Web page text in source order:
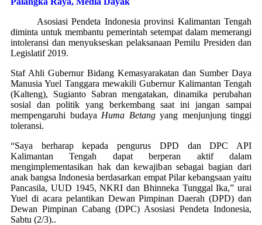
Asosiasi Pendeta Indonesia provinsi Kalimantan Tengah
diminta untuk membantu pemerintah setempat dalam memerangi
intoleransi dan menyukseskan pelaksanaan Pemilu Presiden dan
Legislatif 2019.
Staf Ahli Gubernur Bidang Kemasyarakatan dan Sumber Daya
Manusia Yuel Tanggara mewakili Gubernur Kalimantan Tengah
(Kalteng), Sugianto Sabran mengatakan, dinamika perubahan
sosial dan politik yang berkembang saat ini jangan sampai
mempengaruhi budaya Huma Betangyang menjunjung tinggi
toleransi.
“Saya berharap kepada pengurus DPD dan DPC API
Kalimantan Tengah dapat berperan aktif dalam
mengimplementasikan hak dan kewajiban sebagai bagian dari
anak bangsa Indonesia berdasarkan empat Pilar kebangsaan yaitu
Pancasila, UUD 1945, NKRI dan Bhinneka Tunggal Ika,” urai
Yuel di acara pelantikan Dewan Pimpinan Daerah (DPD) dan
Dewan Pimpinan Cabang (DPC) Asosiasi Pendeta Indonesia,
Sabtu (2/3)..